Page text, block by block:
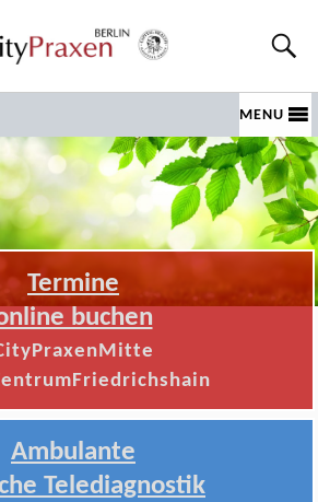
MENU
Termine
buchen
Ambulante
Telediagnostik